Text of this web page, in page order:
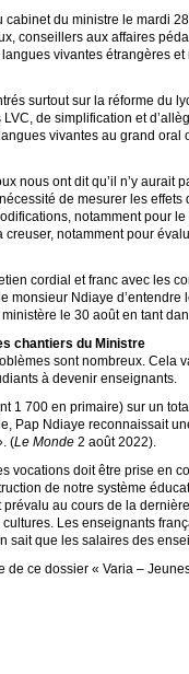
cabinet du ministre le mardi
conseillers aux affaires
vivantes étrangères
surtout sur la réforme du
LVC, de simplification et
vivantes au grand
nous ont dit qu’il n’y
de mesurer les
notamment pour
notamment pour
cordial et franc avec les
monsieur Ndiaye
le 30 août en tant
chantiers du Ministre
sont nombreux.
à devenir enseignants.
1 700 en primaire) sur un
Pap Ndiaye reconnaissait
(Le Monde 2 août 2022).
vocations doit être prise en
de notre système
au cours de la
Les enseignants
sait que les salaires des
de ce dossier « Varia –